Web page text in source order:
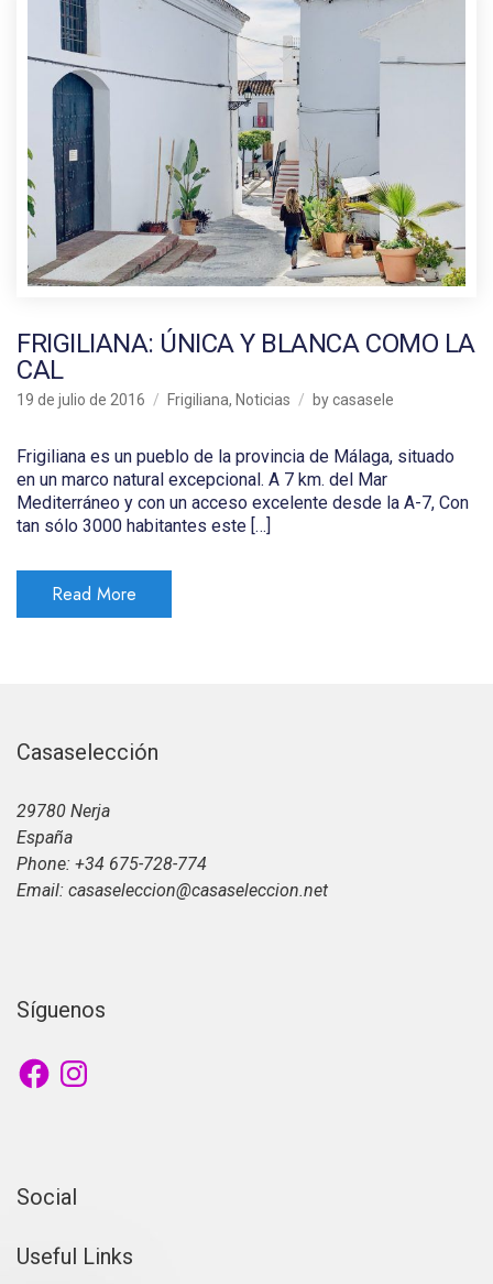
FRIGILIANA: ÚNICA Y BLANCA COMO LA
CAL
19 de julio de 2016 Frigiliana, Noticias bycasasele
Frigiliana es un pueblo de la provincia de Málaga, situado
en un marco natural excepcional. A 7 km. del Mar
Mediterráneo y con un acceso excelente desde la A-7, Con
tan sólo 3000 habitantes este […]
Read More
Casaselección
29780 Nerja
España
Phone: +34 675-728-774
Email: casaseleccion@casaseleccion.net
Síguenos
FacebookInstagram
Social
Useful Links